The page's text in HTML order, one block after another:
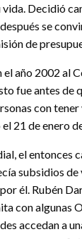
vida. Decidió
se
de
el año 2002 al
fue antes de
con
21 de enero
el entonces
subsidios de
él. Rubén
con algunas
accedan a